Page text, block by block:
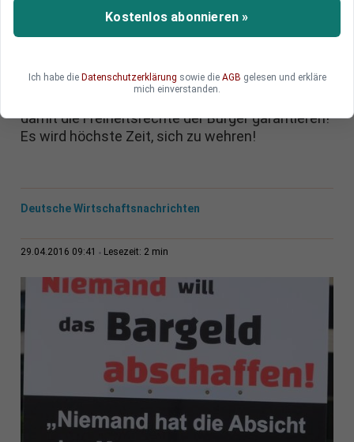
Die EZB hat am 4. Mai 2016 den 500,-EUR Schein
entschieden handeln. Sie müssen sich gegen die
damit die Freiheitsrechte der Bürger garantieren!
Es wird höchste Zeit, sich zu wehren!
Deutsche Wirtschaftsnachrichten
29.04.2016 09:41 Lesezeit: 2 min
Kostenlos abonnieren »
Ich habe die Datenschutzerklärung sowie die AGB gelesen und erkläre
mich einverstanden.